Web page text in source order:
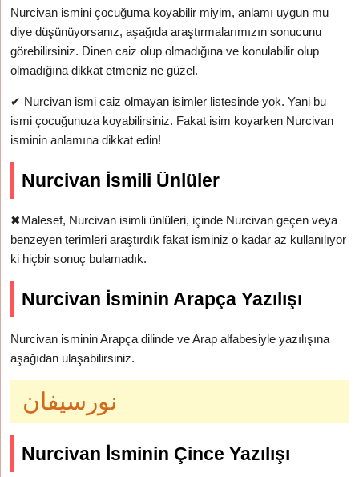
Nurcivan ismini çocuğuma koyabilir miyim, anlamı uygun mu
diye düşünüyorsanız, aşağıda araştırmalarımızın sonucunu
görebilirsiniz. Dinen caiz olup olmadığına ve konulabilir olup
olmadığına dikkat etmeniz ne güzel.
✔ Nurcivan ismi caiz olmayan isimler listesinde yok. Yani bu
ismi çocuğunuza koyabilirsiniz. Fakat isim koyarken Nurcivan
isminin anlamına dikkat edin!
Nurcivan İsmili Ünlüler
✖Malesef, Nurcivan isimli ünlüleri, içinde Nurcivan geçen veya
benzeyen terimleri araştırdık fakat isminiz o kadar az kullanılıyor
ki hiçbir sonuç bulamadık.
Nurcivan İsminin Arapça Yazılışı
Nurcivan isminin Arapça dilinde ve Arap alfabesiyle yazılışına
aşağıdan ulaşabilirsiniz.
نورسيفان
Nurcivan İsminin Çince Yazılışı